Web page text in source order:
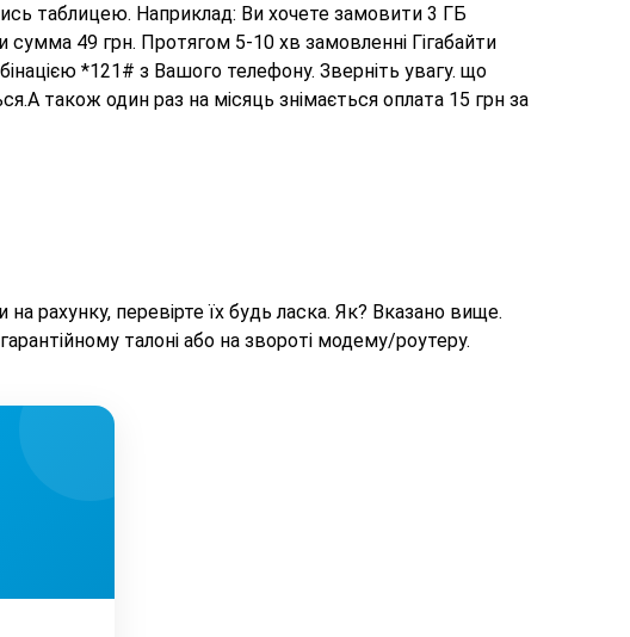
таблицею. Наприклад: Ви хочете замовити 3 ГБ
49 грн. Протягом 5-10 хв замовленні Гігабайти
*121# з Вашого телефону. Зверніть увагу. що
також один раз на мiсяць знiмається оплата 15 грн за
рахунку, перевірте їх будь ласка. Як? Вказано вище.
талоні або на звороті модему/роутеру.